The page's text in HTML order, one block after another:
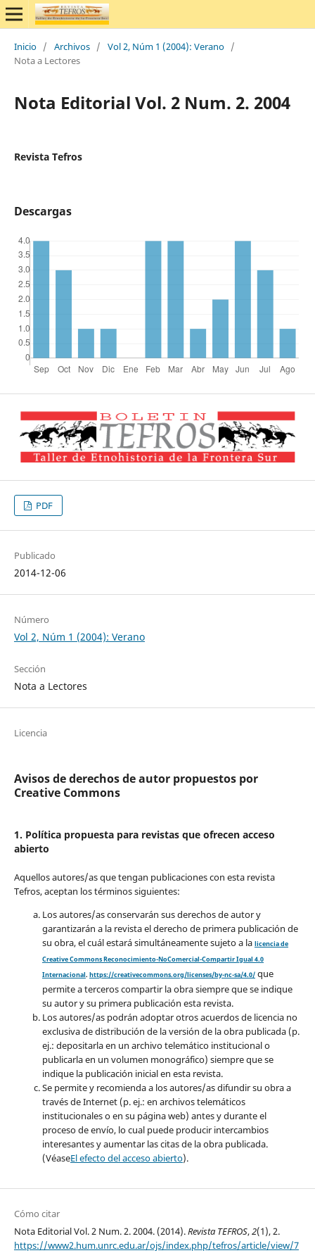
Inicio / Archivos / Vol 2, Núm 1 (2004): Verano /
Nota a Lectores
Nota Editorial Vol. 2 Num. 2. 2004
Revista Tefros
Descargas
PDF
Publicado
2014-12-06
Número
Vol 2, Núm 1 (2004): Verano
Sección
Nota a Lectores
Licencia
Avisos de derechos de autor propuestos por
Creative Commons
1. Política propuesta para revistas que ofrecen acceso
abierto
Aquellos autores/as que tengan publicaciones con esta revista
Tefros, aceptan los términos siguientes:
Los autores/as conservarán sus derechos de autor y
garantizarán a la revista el derecho de primera publicación de
su obra, el cuál estará simultáneamente sujeto a la licencia de
Creative Commons Reconocimiento-NoComercial-Compartir Igual 4.0
Internacional. https://creativecommons.org/licenses/by-nc-sa/4.0/que
permite a terceros compartir la obra siempre que se indique
su autor y su primera publicación esta revista.
Los autores/as podrán adoptar otros acuerdos de licencia no
exclusiva de distribución de la versión de la obra publicada (p.
ej.: depositarla en un archivo telemático institucional o
publicarla en un volumen monográfico) siempre que se
indique la publicación inicial en esta revista.
Se permite y recomienda a los autores/as difundir su obra a
través de Internet (p. ej.: en archivos telemáticos
institucionales o en su página web) antes y durante el
proceso de envío, lo cual puede producir intercambios
interesantes y aumentar las citas de la obra publicada.
(VéaseEl efecto del acceso abierto).
Cómo citar
Nota Editorial Vol. 2 Num. 2. 2004. (2014).Revista TEFROS,2(1), 2.
https://www2.hum.unrc.edu.ar/ojs/index.php/tefros/article/view/7